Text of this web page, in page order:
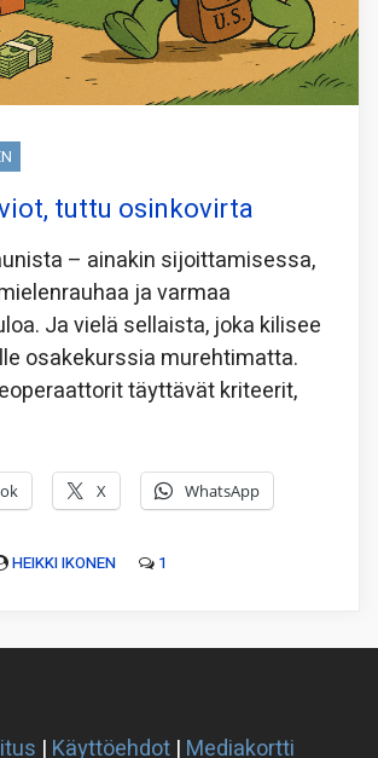
tuttu osinkovirta
– ainakin sijoittamisessa,
ja varmaa
Ja vielä sellaista, joka kilisee
osakekurssia murehtimatta.
täyttävät kriteerit,
X WhatsApp
HEIKKI IKONEN 1
| Käyttöehdot | Mediakortti